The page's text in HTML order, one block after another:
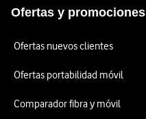
Ofertas y promociones
Ofertas nuevos clientes
Ofertas portabilidad móvil
Comparador fibra y móvil